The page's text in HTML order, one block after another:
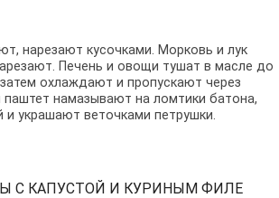
нарезают кусочками. Морковь и лук
Печень и овощи тушат в масле до
охлаждают и пропускают через
паштет намазывают на ломтики батона,
украшают веточками петрушки.
С КАПУСТОЙ И КУРИНЫМ ФИЛЕ